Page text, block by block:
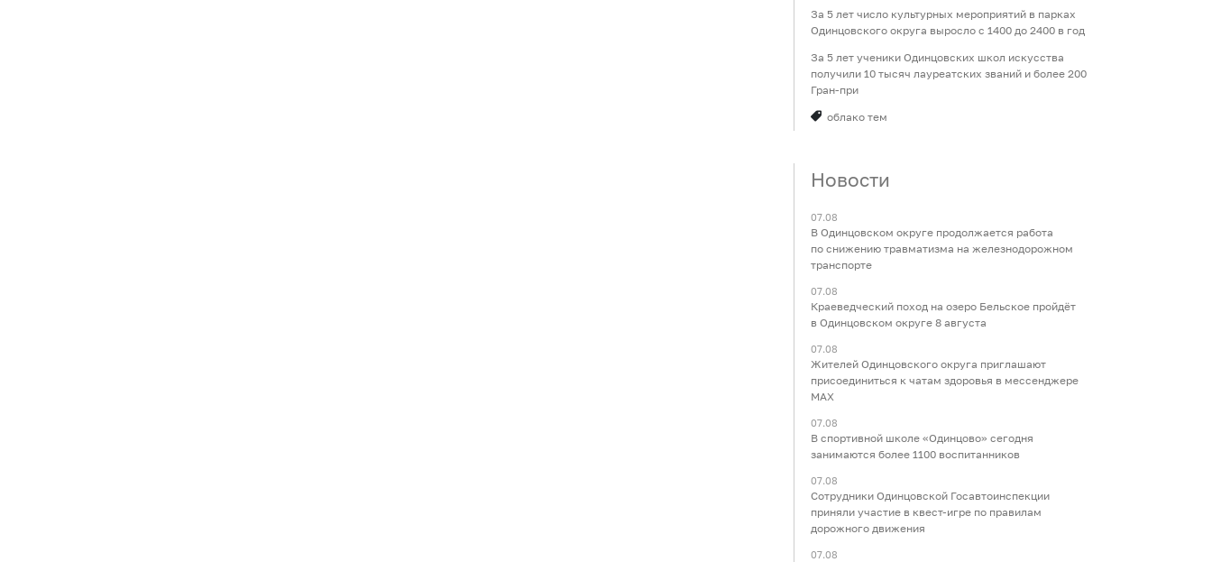
За 5 лет число культурных мероприятий в парках
Одинцовского округа выросло с 1400 до 2400 в год
За 5 лет ученики Одинцовских школ искусства
получили 10 тысяч лауреатских званий и более 200
Гран-при
облако тем
Новости
07.08
В Одинцовском округе продолжается работа
по снижению травматизма на железнодорожном
транспорте
07.08
Краеведческий поход на озеро Бельское пройдёт
в Одинцовском округе 8 августа
07.08
Жителей Одинцовского округа приглашают
присоединиться к чатам здоровья в мессенджере
МАХ
07.08
В спортивной школе «Одинцово» сегодня
занимаются более 1100 воспитанников
07.08
Сотрудники Одинцовской Госавтоинспекции
приняли участие в квест-игре по правилам
дорожного движения
07.08